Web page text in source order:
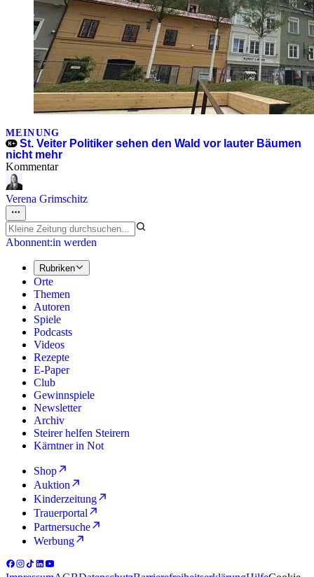
MEINUNG
St. Veiter Politiker sehen den Wald vor lauter Bäumen
nicht mehr
Kommentar
Verena Grimschitz
Abonnent:in werden
Rubriken
Orte
Themen
Autoren
Spiele
Podcasts
Videos
Rezepte
E-Paper
Club
Gewinnspiele
Newsletter
Archiv
Steirer helfen Steirern
Kärntner in Not
Shop
Auktion
Kinderzeitung
Trauerportal
Partnersuche
Werbung